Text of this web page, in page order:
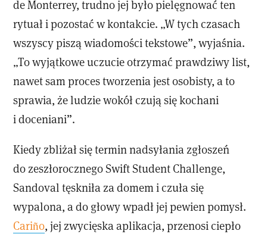
de Monterrey, trudno jej było pielęgnować ten
rytuał i pozostać w kontakcie. „W tych czasach
wszyscy piszą wiadomości tekstowe”, wyjaśnia.
„To wyjątkowe uczucie otrzymać prawdziwy list,
nawet sam proces tworzenia jest osobisty, a to
sprawia, że ludzie wokół czują się kochani
i doceniani”.
Kiedy zbliżał się termin nadsyłania zgłoszeń
do zeszłorocznego Swift Student Challenge,
Sandoval tęskniła za domem i czuła się
wypalona, a do głowy wpadł jej pewien pomysł.
Cariño, jej zwycięska aplikacja, przenosi ciepło